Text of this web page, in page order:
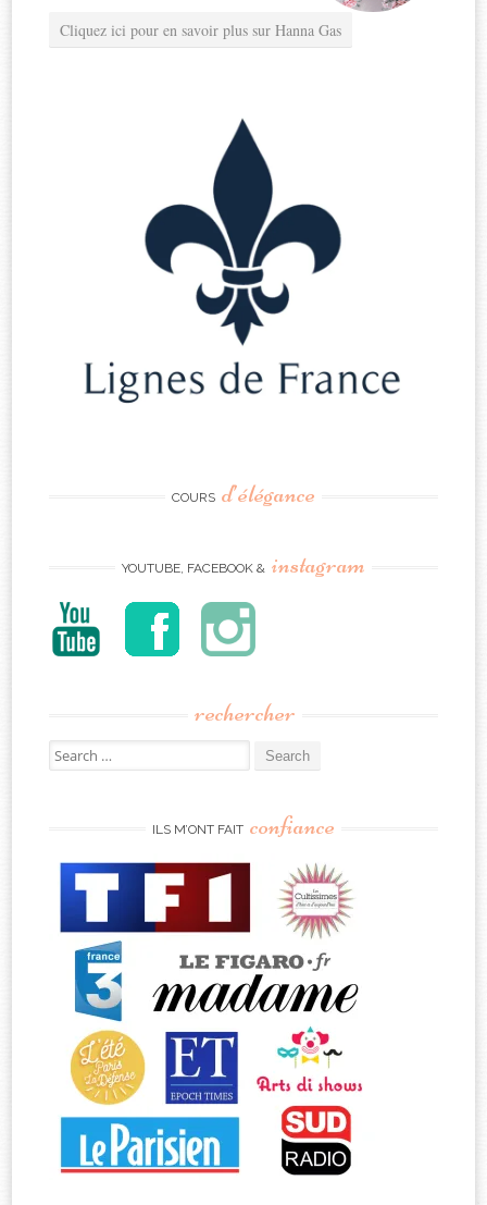
Cliquez ici pour en savoir plus sur Hanna Gas
COURS d’élégance
YOUTUBE, FACEBOOK & instagram
rechercher
Search
for:
ILS M’ONT FAIT confiance